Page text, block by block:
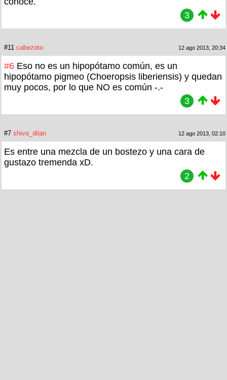
3
#11 cabezoto 12 ago 2013, 20:34
#6 Eso no es un hipopótamo común, es un
hipopótamo pigmeo (Choeropsis liberiensis) y quedan
muy pocos, por lo que NO es común -.-
3
#7 shiva_dilan 12 ago 2013, 02:10
Es entre una mezcla de un bostezo y una cara de
gustazo tremenda xD.
2